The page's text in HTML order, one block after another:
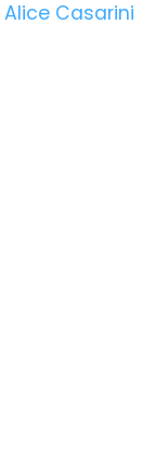
Alice Casarini